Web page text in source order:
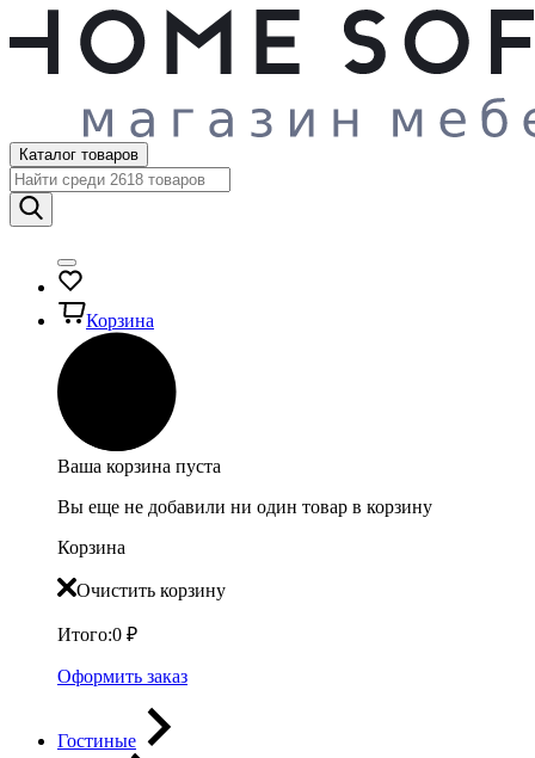
Каталог товаров
Корзина
Ваша корзина пуста
Вы еще не добавили ни один товар в корзину
Корзина
Очистить корзину
Итого:0 ₽
Оформить заказ
Гостиные